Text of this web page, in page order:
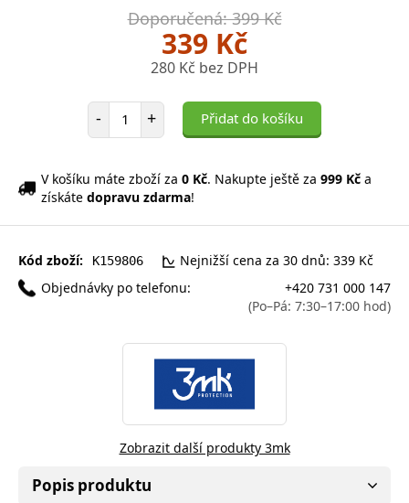
Doporučená: 399 Kč
339 Kč
280 Kč bez DPH
- Počet položek
+ Přidat do košíku
V košíku máte zboží za 0 Kč. Nakupte ještě za 999 Kč a
získáte dopravu zdarma!
Kód zboží: K159806
Nejnižší cena za 30 dnů: 339 Kč
Objednávky po telefonu:
+420 731 000 147
(Po–Pá: 7:30–17:00 hod)
Zobrazit další produkty 3mk
Popis produktu